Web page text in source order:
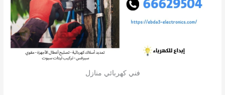
فني كهربائي منازل